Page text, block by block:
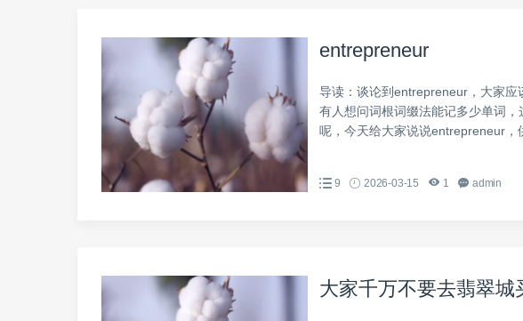
entrepreneur
导读：谈论到entrepreneur，大家
有人想问词根词缀法能记多少单词
呢，今天给大家说说entrepreneur，
9 2026-03-15 1 admin
大家千万不要去翡翠城